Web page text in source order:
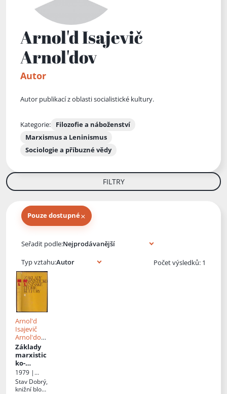
Arnol'd Isajevič
Arnol'dov
Autor
Autor publikací z oblasti socialistické kultury.
Kategorie:
Filozofie a náboženství
Marxismus a Leninismus
Sociologie a příbuzné vědy
FILTRY
Pouze dostupné×
Seřadit podle:
Typ vztahu:
Počet výsledků: 1
Arnol'd
Isajevič
Arnol'dov,
Př.Milan
Šimek,
Dušan
Prokop
Základy
marxistic
ko-
leninské
teorie
kultury
1979 |
Svoboda
Stav Dobrý,
knižní blok